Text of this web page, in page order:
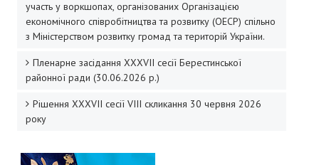
участь у воркшопах, організованих Організацією
економічного співробітництва та розвитку (ОЕСР) спільно
з Міністерством розвитку громад та територій України.
Пленарне засідання XXХVІI сесії Берестинської
районної ради (30.06.2026 р.)
Рішення XXХVІІ сесії VIII скликання 30 червня 2026
року